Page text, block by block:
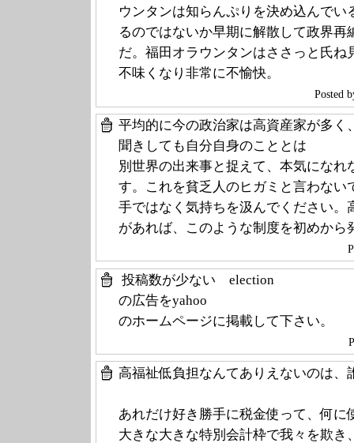
ウンタンは知らんぷりを決め込んで
るのではないか早期に解散して政界
だ。福田オラウンタンはささっと氏ね
不味くなり非常に不愉快。
Posted
平均的に今の政治家は高資産家が多く
聞きしても自分自身のこととは
別世界の出来事と捉えて、本気にな
す。これを貧乏人のヒガミと言わない
手ではなく気持ちを汲んでください。
があれば、このような制度を初めから
投稿数が少ない election
の広告をyahoo
のホームページに掲載して下さい。
高福祉低負担なんてありえないのは、
あれだけ好き勝手に税金使って、何に
大きな大きな特別会計枠で我々を欺き